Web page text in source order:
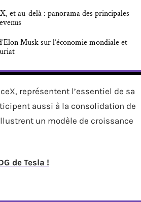
et au-delà : panorama des principales
Musk sur l’économie mondiale et
représentent l’essentiel de sa
aussi à la consolidation de
un modèle de croissance
de Tesla !